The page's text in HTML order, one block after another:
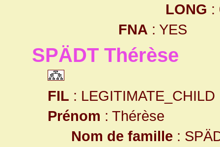
LONG :
FNA : YES
SPÄDT Thérèse
FIL : LEGITIMATE_CHILD
Prénom : Thérèse
Nom de famille :